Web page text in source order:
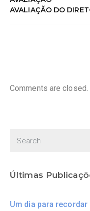
AVALIAÇÃO DO
Comments are closed.
Últimas
Um dia para recordar